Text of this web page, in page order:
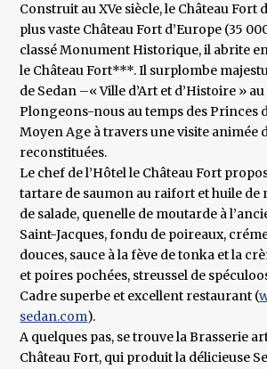
Construit au XVe siècle, le Château Fort
plus vaste Château Fort d’Europe (35
classé Monument Historique, il abrite
le Château Fort***. Il surplombe
de Sedan –« Ville d’Art et d’Histoire »
Plongeons-nous au temps des Princes
Moyen Age à travers une visite animée
reconstituées.
Le chef de l’Hôtel le Château Fort
tartare de saumon au raifort et huile de
de salade, quenelle de moutarde à
Saint-Jacques, fondu de poireaux,
douces, sauce à la fève de tonka et la
et poires pochées, streussel de
Cadre superbe et excellent restaurant (
sedan.com).
A quelques pas, se trouve la Brasserie
Château Fort, qui produit la délicieuse